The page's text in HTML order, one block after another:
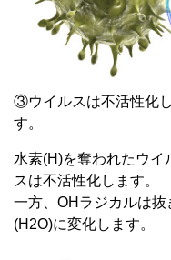
③ウイルスは不活性化
す。
水素(H)を奪われたウ
スは不活性化します。
一方、OHラジカルは
(H2O)に変化します。